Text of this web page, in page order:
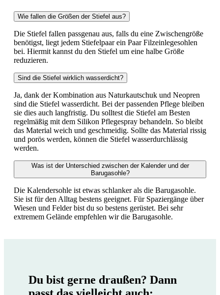
Wie fallen die Größen der Stiefel aus?
Die Stiefel fallen passgenau aus, falls du eine Zwischengröße
benötigst, liegt jedem Stiefelpaar ein Paar Filzeinlegesohlen
bei. Hiermit kannst du den Stiefel um eine halbe Größe
reduzieren.
Sind die Stiefel wirklich wasserdicht?
Ja, dank der Kombination aus Naturkautschuk und Neopren
sind die Stiefel wasserdicht. Bei der passenden Pflege bleiben
sie dies auch langfristig. Du solltest die Stiefel am Besten
regelmäßig mit dem Silikon Pflegespray behandeln. So bleibt
das Material weich und geschmeidig. Sollte das Material rissig
und porös werden, können die Stiefel wasserdurchlässig
werden.
Was ist der Unterschied zwischen der Kalender und der
Barugasohle?
Die Kalendersohle ist etwas schlanker als die Barugasohle.
Sie ist für den Alltag bestens geeignet. Für Spaziergänge über
Wiesen und Felder bist du so bestens gerüstet. Bei sehr
extremem Gelände empfehlen wir die Barugasohle.
Du bist gerne draußen? Dann